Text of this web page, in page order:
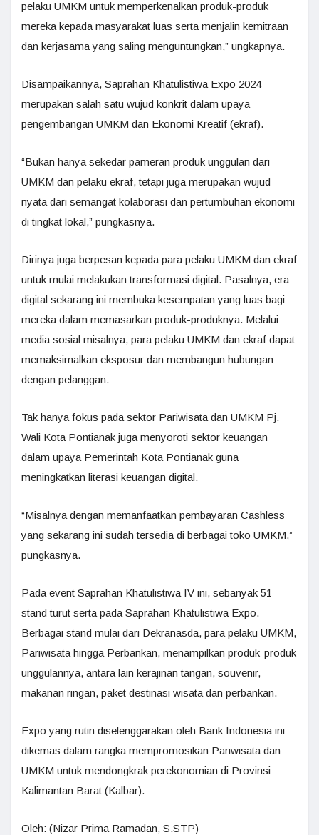
pelaku UMKM untuk memperkenalkan produk-produk
mereka kepada masyarakat luas serta menjalin kemitraan
dan kerjasama yang saling menguntungkan,” ungkapnya.
Disampaikannya, Saprahan Khatulistiwa Expo 2024
merupakan salah satu wujud konkrit dalam upaya
pengembangan UMKM dan Ekonomi Kreatif (ekraf).
“Bukan hanya sekedar pameran produk unggulan dari
UMKM dan pelaku ekraf, tetapi juga merupakan wujud
nyata dari semangat kolaborasi dan pertumbuhan ekonomi
di tingkat lokal,” pungkasnya.
Dirinya juga berpesan kepada para pelaku UMKM dan ekraf
untuk mulai melakukan transformasi digital. Pasalnya, era
digital sekarang ini membuka kesempatan yang luas bagi
mereka dalam memasarkan produk-produknya. Melalui
media sosial misalnya, para pelaku UMKM dan ekraf dapat
memaksimalkan eksposur dan membangun hubungan
dengan pelanggan.
Tak hanya fokus pada sektor Pariwisata dan UMKM Pj.
Wali Kota Pontianak juga menyoroti sektor keuangan
dalam upaya Pemerintah Kota Pontianak guna
meningkatkan literasi keuangan digital.
“Misalnya dengan memanfaatkan pembayaran Cashless
yang sekarang ini sudah tersedia di berbagai toko UMKM,”
pungkasnya.
Pada event Saprahan Khatulistiwa IV ini, sebanyak 51
stand turut serta pada Saprahan Khatulistiwa Expo.
Berbagai stand mulai dari Dekranasda, para pelaku UMKM,
Pariwisata hingga Perbankan, menampilkan produk-produk
unggulannya, antara lain kerajinan tangan, souvenir,
makanan ringan, paket destinasi wisata dan perbankan.
Expo yang rutin diselenggarakan oleh Bank Indonesia ini
dikemas dalam rangka mempromosikan Pariwisata dan
UMKM untuk mendongkrak perekonomian di Provinsi
Kalimantan Barat (Kalbar).
Oleh: (Nizar Prima Ramadan, S.STP)